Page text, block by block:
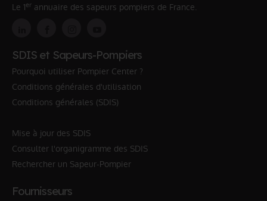
Le 1er annuaire des sapeurs pompiers de France.
SDIS et Sapeurs-Pompiers
Pourquoi utiliser Pompier Center ?
Conditions générales d'utilisation
Conditions générales (SDIS)
Mise à jour des SDIS
Consulter l'organigramme des SDIS
Rechercher un Sapeur-Pompier
Fournisseurs